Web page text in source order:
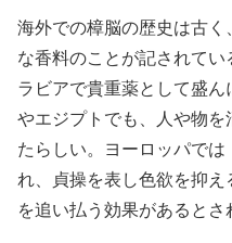
海外での樟脳の歴史は古く
な香料のことが記されて
ラビアで貴重薬として盛
やエジプトでも、人や物
たらしい。ヨーロッパで
れ、貞操を表し色欲を抑
を追い払う効果があるとさ